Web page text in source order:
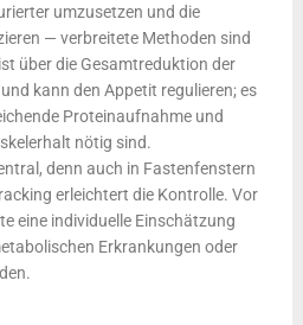
umzusetzen und die
— verbreitete Methoden sind
über die Gesamtreduktion der
kann den Appetit regulieren; es
Proteinaufnahme und
nötig sind.
denn auch in Fastenfenstern
erleichtert die Kontrolle. Vor
eine individuelle Einschätzung
Erkrankungen oder